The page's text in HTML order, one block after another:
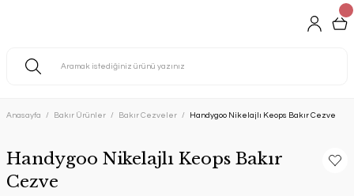
Anasayfa Bakır Ürünler Bakır Cezveler Handygoo Nikelajlı Keops Bakır Cezve
Handygoo Nikelajlı Keops Bakır
Cezve